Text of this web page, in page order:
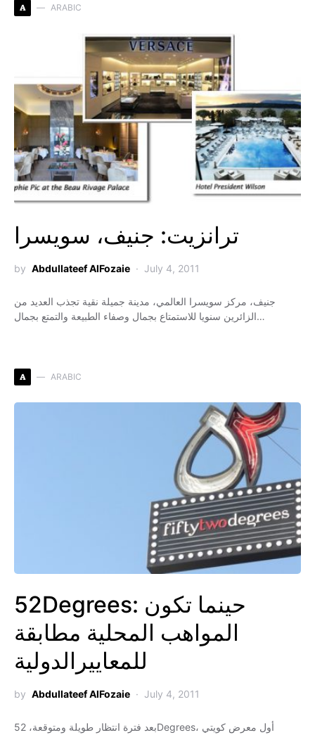
A ARABIC
ترانزيت: جنيف، سويسرا
by Abdullateef AlFozaie July 4, 2011
جنيف، مركز سويسرا العالمي، مدينة جميلة نقية تجذب العديد من
الزائرين سنويا للاستمتاع بجمال وصفاء الطبيعة والتمتع بجمال…
A ARABIC
52Degrees: حينما تكون
المواهب المحلية مطابقة
للمعاييرالدولية
by Abdullateef AlFozaie July 4, 2011
بعد فترة انتظار طويلة ومتوقعة، 52Degrees، أول معرض كويتي